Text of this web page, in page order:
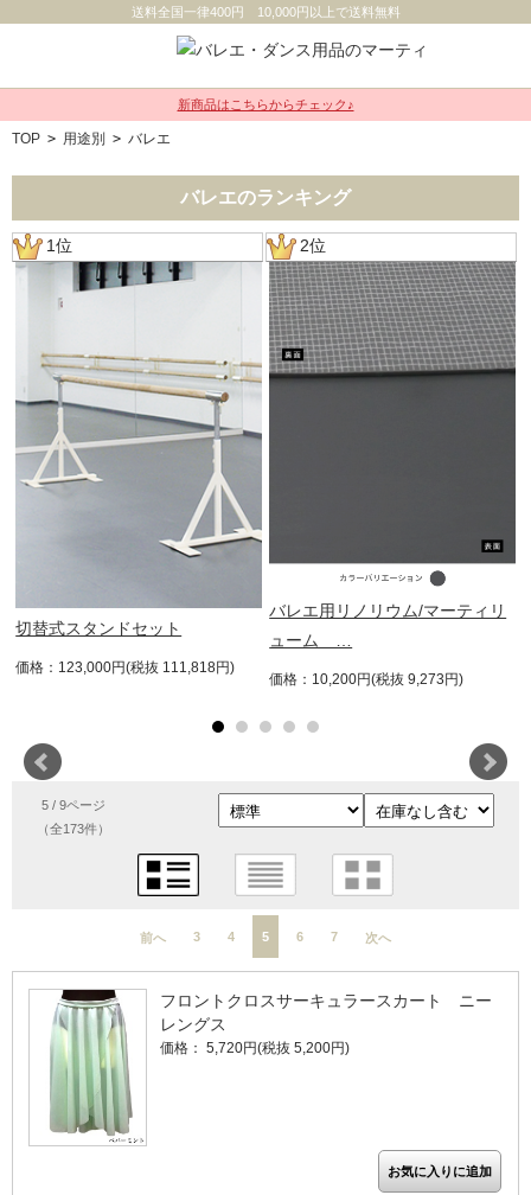
送料全国一律400円 10,000円以上で送料無料
新商品はこちらからチェック♪
TOP > 用途別 > バレエ
バレエのランキング
1位
切替式スタンドセット
価格：123,000円(税抜 111,818円)
2位
バレエ用リノリウム/マーティリ
ューム …
価格：10,200円(税抜 9,273円)
5 / 9ページ
（全173件）
前へ 3 4 5 6 7 次へ
フロントクロスサーキュラースカート ニー
レングス
価格： 5,720円(税抜 5,200円)